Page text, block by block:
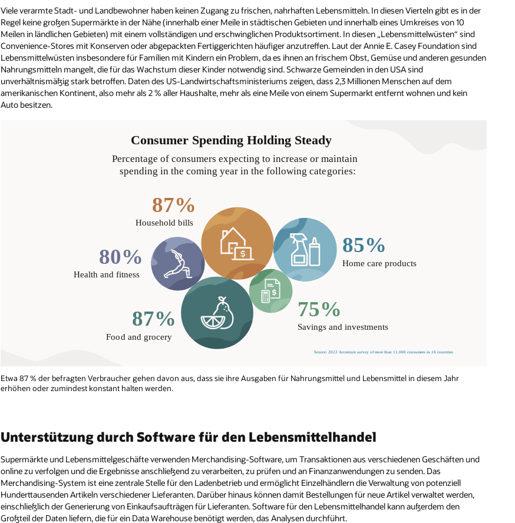
Viele verarmte Stadt- und Landbewohner haben keinen Zugang zu frischen, nahrhaften Lebensmitteln. In diesen Vierteln gibt es in der
Regel keine großen Supermärkte in der Nähe (innerhalb einer Meile in städtischen Gebieten und innerhalb eines Umkreises von 10
Meilen in ländlichen Gebieten) mit einem vollständigen und erschwinglichen Produktsortiment. In diesen „Lebensmittelwüsten“ sind
Convenience-Stores mit Konserven oder abgepackten Fertiggerichten häufiger anzutreffen. Laut der Annie E. Casey Foundation sind
Lebensmittelwüsten insbesondere für Familien mit Kindern ein Problem, da es ihnen an frischem Obst, Gemüse und anderen gesunden
Nahrungsmitteln mangelt, die für das Wachstum dieser Kinder notwendig sind. Schwarze Gemeinden in den USA sind
unverhältnismäßig stark betroffen. Daten des US-Landwirtschaftsministeriums zeigen, dass 2,3 Millionen Menschen auf dem
amerikanischen Kontinent, also mehr als 2 % aller Haushalte, mehr als eine Meile von einem Supermarkt entfernt wohnen und kein
Auto besitzen.
Etwa 87 % der befragten Verbraucher gehen davon aus, dass sie ihre Ausgaben für Nahrungsmittel und Lebensmittel in diesem Jahr
erhöhen oder zumindest konstant halten werden.
Unterstützung durch Software für den Lebensmittelhandel
Supermärkte und Lebensmittelgeschäfte verwenden Merchandising-Software, um Transaktionen aus verschiedenen Geschäften und
online zu verfolgen und die Ergebnisse anschließend zu verarbeiten, zu prüfen und an Finanzanwendungen zu senden. Das
Merchandising-System ist eine zentrale Stelle für den Ladenbetrieb und ermöglicht Einzelhändlern die Verwaltung von potenziell
Hunderttausenden Artikeln verschiedener Lieferanten. Darüber hinaus können damit Bestellungen für neue Artikel verwaltet werden,
einschließlich der Generierung von Einkaufsaufträgen für Lieferanten. Software für den Lebensmittelhandel kann außerdem den
Großteil der Daten liefern, die für ein Data Warehouse benötigt werden, das Analysen durchführt.